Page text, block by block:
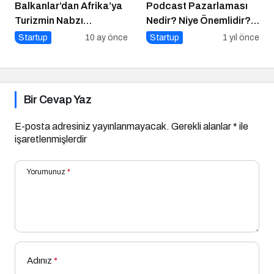
Balkanlar’dan Afrika’ya
Turizmin Nabzı
Uzakrota Dubai’de Attı
Startup 10 ay önce
Podcast Pazarlaması
Nedir? Niye Önemlidir?
Podcast Pazarlaması
Startup 1 yıl önce
Bir Cevap Yaz
E-posta adresiniz yayınlanmayacak. Gerekli alanlar* ile
işaretlenmişlerdir
Yorumunuz *
Adınız *